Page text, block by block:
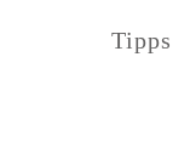
Tipps